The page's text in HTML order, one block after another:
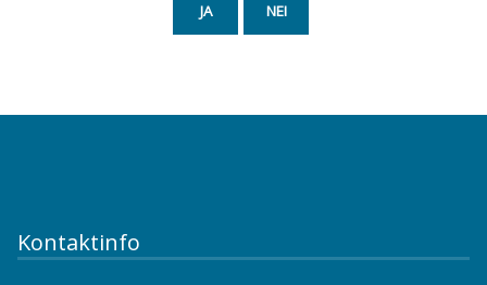
JA NEI
Kontaktinfo